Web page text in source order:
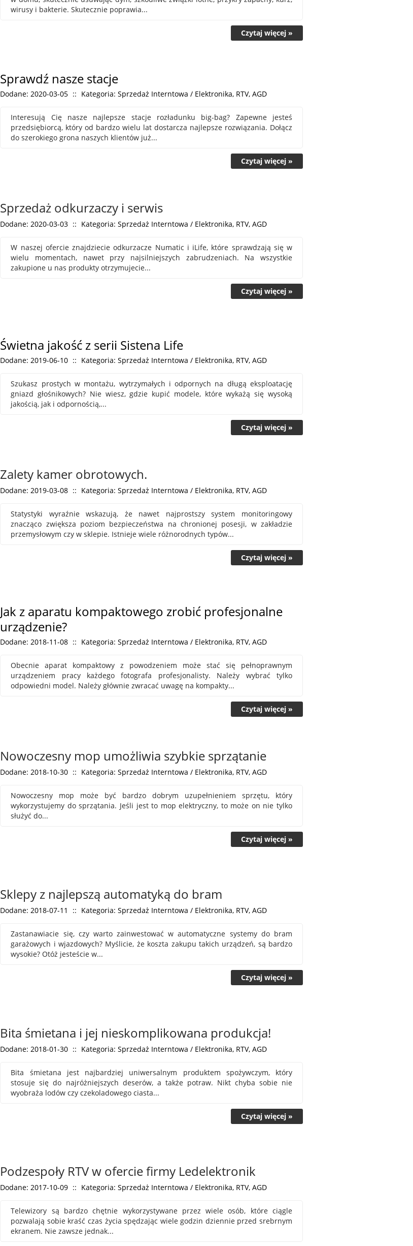
wirusy i bakterie. Skutecznie poprawia...
Czytaj więcej »
Sprawdź nasze stacje
Dodane: 2020-03-05 :: Kategoria: Sprzedaż Interntowa / Elektronika, RTV, AGD
Interesują Cię nasze najlepsze stacje rozładunku big-bag? Zapewne jesteś
przedsiębiorcą, który od bardzo wielu lat dostarcza najlepsze rozwiązania. Dołącz
do szerokiego grona naszych klientów już...
Czytaj więcej »
Sprzedaż odkurzaczy i serwis
Dodane: 2020-03-03 :: Kategoria: Sprzedaż Interntowa / Elektronika, RTV, AGD
W naszej ofercie znajdziecie odkurzacze Numatic i iLife, które sprawdzają się w
wielu momentach, nawet przy najsilniejszych zabrudzeniach. Na wszystkie
zakupione u nas produkty otrzymujecie...
Czytaj więcej »
Świetna jakość z serii Sistena Life
Dodane: 2019-06-10 :: Kategoria: Sprzedaż Interntowa / Elektronika, RTV, AGD
Szukasz prostych w montażu, wytrzymałych i odpornych na długą eksploatację
gniazd głośnikowych? Nie wiesz, gdzie kupić modele, które wykażą się wysoką
jakością, jak i odpornością,...
Czytaj więcej »
Zalety kamer obrotowych.
Dodane: 2019-03-08 :: Kategoria: Sprzedaż Interntowa / Elektronika, RTV, AGD
Statystyki wyraźnie wskazują, że nawet najprostszy system monitoringowy
znacząco zwiększa poziom bezpieczeństwa na chronionej posesji, w zakładzie
przemysłowym czy w sklepie. Istnieje wiele różnorodnych typów...
Czytaj więcej »
Jak z aparatu kompaktowego zrobić profesjonalne
urządzenie?
Dodane: 2018-11-08 :: Kategoria: Sprzedaż Interntowa / Elektronika, RTV, AGD
Obecnie aparat kompaktowy z powodzeniem może stać się pełnoprawnym
urządzeniem pracy każdego fotografa profesjonalisty. Należy wybrać tylko
odpowiedni model. Należy głównie zwracać uwagę na kompakty...
Czytaj więcej »
Nowoczesny mop umożliwia szybkie sprzątanie
Dodane: 2018-10-30 :: Kategoria: Sprzedaż Interntowa / Elektronika, RTV, AGD
Nowoczesny mop może być bardzo dobrym uzupełnieniem sprzętu, który
wykorzystujemy do sprzątania. Jeśli jest to mop elektryczny, to może on nie tylko
służyć do...
Czytaj więcej »
Sklepy z najlepszą automatyką do bram
Dodane: 2018-07-11 :: Kategoria: Sprzedaż Interntowa / Elektronika, RTV, AGD
Zastanawiacie się, czy warto zainwestować w automatyczne systemy do bram
garażowych i wjazdowych? Myślicie, że koszta zakupu takich urządzeń, są bardzo
wysokie? Otóż jesteście w...
Czytaj więcej »
Bita śmietana i jej nieskomplikowana produkcja!
Dodane: 2018-01-30 :: Kategoria: Sprzedaż Interntowa / Elektronika, RTV, AGD
Bita śmietana jest najbardziej uniwersalnym produktem spożywczym, który
stosuje się do najróżniejszych deserów, a także potraw. Nikt chyba sobie nie
wyobraża lodów czy czekoladowego ciasta...
Czytaj więcej »
Podzespoły RTV w ofercie firmy Ledelektronik
Dodane: 2017-10-09 :: Kategoria: Sprzedaż Interntowa / Elektronika, RTV, AGD
Telewizory są bardzo chętnie wykorzystywane przez wiele osób, które ciągle
pozwalają sobie kraść czas życia spędzając wiele godzin dziennie przed srebrnym
ekranem. Nie zawsze jednak...